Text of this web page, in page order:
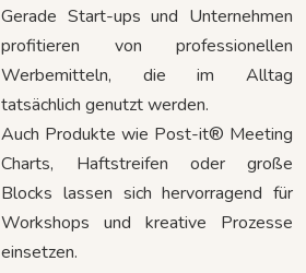
Gerade Start-ups und Unternehmen
profitieren von professionellen
Werbemitteln, die im Alltag
tatsächlich genutzt werden.
Auch Produkte wie Post-it® Meeting
Charts, Haftstreifen oder große
Blocks lassen sich hervorragend für
Workshops und kreative Prozesse
einsetzen.